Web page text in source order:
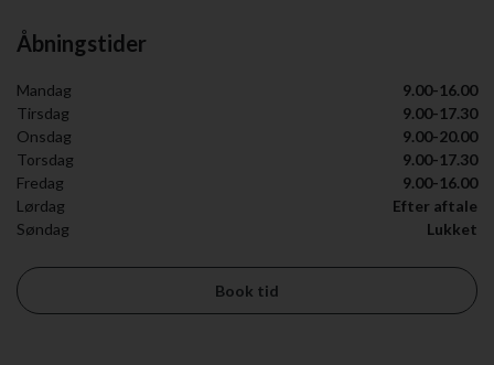
Åbningstider
Mandag
9.00-16.00
Tirsdag
9.00-17.30
Onsdag
9.00-20.00
Torsdag
9.00-17.30
Fredag
9.00-16.00
Lørdag
Efter aftale
Søndag
Lukket
Book tid